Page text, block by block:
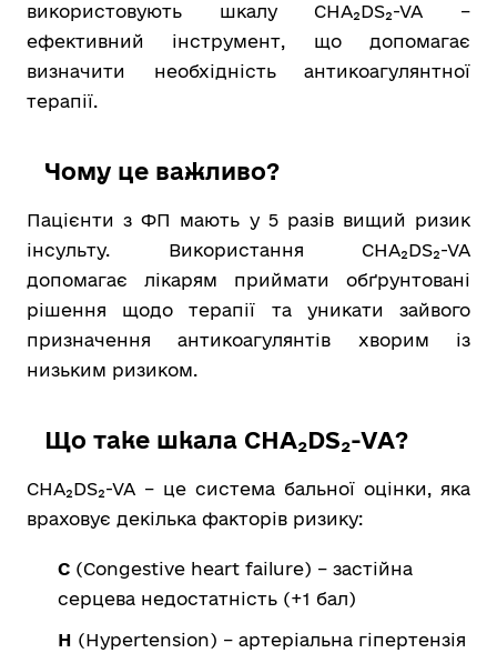
використовують шкалу CHA₂DS₂-VA –
ефективний інструмент, що допомагає
визначити необхідність антикоагулянтної
терапії.
Чому це важливо?
Пацієнти з ФП мають у 5 разів вищий ризик
інсульту. Використання CHA₂DS₂-VA
допомагає лікарям приймати обґрунтовані
рішення щодо терапії та уникати зайвого
призначення антикоагулянтів хворим із
низьким ризиком.
Що таке шкала CHA₂DS₂-VA?
CHA₂DS₂-VA – це система бальної оцінки, яка
враховує декілька факторів ризику:
C (Congestive heart failure) – застійна
серцева недостатність (+1 бал)
H (Hypertension) – артеріальна гіпертензія